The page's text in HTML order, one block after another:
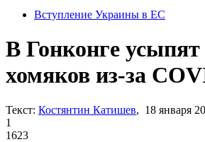
Вступление Украины в ЕС
В Гонконге
хомяков из-за
Текст: Костянтин Катишев, 18 января
1
1623